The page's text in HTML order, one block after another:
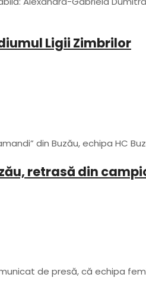
Ligii Zimbrilor
din Buzău, echipa HC
retrasă din
de presă, că echipa